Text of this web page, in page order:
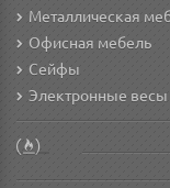
Металлическая
Офисная мебель
Сейфы
Электронные весы